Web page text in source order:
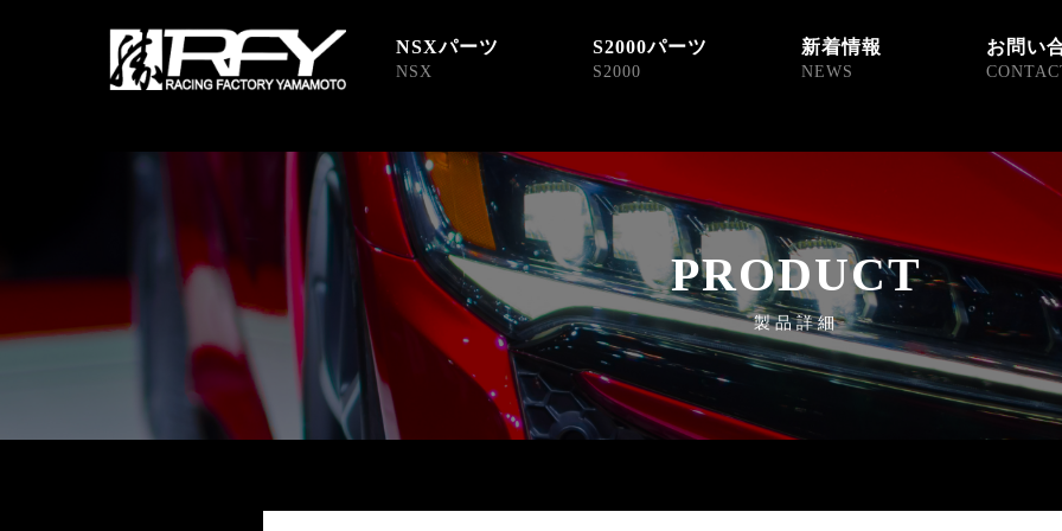
NSXパーツ
NSX
S2000パーツ
S2000
新着情報
NEWS
お問い
PRODUCT
製品詳細